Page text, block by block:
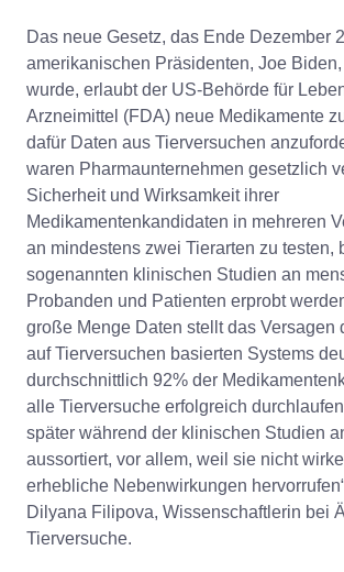
Das neue Gesetz, das Ende Dezember
amerikanischen Präsidenten, Joe
wurde, erlaubt der US-Behörde für
Arzneimittel (FDA) neue Medikamente
dafür Daten aus Tierversuchen
waren Pharmaunternehmen gesetzlich
Sicherheit und Wirksamkeit ihrer
Medikamentenkandidaten in mehreren
an mindestens zwei Tierarten zu testen,
sogenannten klinischen Studien an
Probanden und Patienten erprobt
große Menge Daten stellt das Versagen
auf Tierversuchen basierten Systems
durchschnittlich 92% der
alle Tierversuche erfolgreich
später während der klinischen Studien
aussortiert, vor allem, weil sie nicht
erhebliche Nebenwirkungen
Dilyana Filipova, Wissenschaftlerin bei
Tierversuche.